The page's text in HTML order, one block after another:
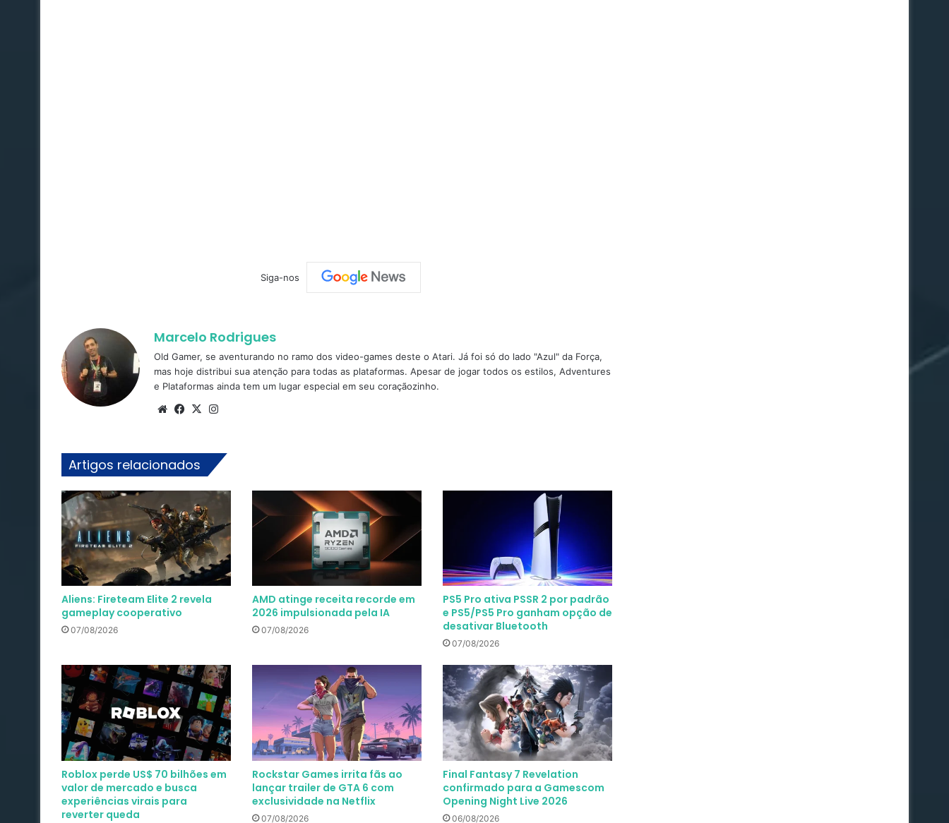
Siga-nos
Marcelo Rodrigues
Old Gamer, se aventurando no ramo dos video-games deste o Atari. Já foi só do lado "Azul" da Força,
mas hoje distribui sua atenção para todas as plataformas. Apesar de jogar todos os estilos, Adventures
e Plataformas ainda tem um lugar especial em seu coraçãozinho.
WebsiteFacebook
X
Artigos relacionados
Aliens: Fireteam Elite 2 revela
gameplay cooperativo
07/08/2026
AMD atinge receita recorde em
2026 impulsionada pela IA
07/08/2026
PS5 Pro ativa PSSR 2 por padrão
e PS5/PS5 Pro ganham opção de
desativar Bluetooth
07/08/2026
Roblox perde US$ 70 bilhões em
valor de mercado e busca
experiências virais para
reverter queda
Rockstar Games irrita fãs ao
lançar trailer de GTA 6 com
exclusividade na Netflix
07/08/2026
Final Fantasy 7 Revelation
confirmado para a Gamescom
Opening Night Live 2026
06/08/2026